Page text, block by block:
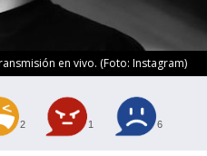
en vivo. (Foto: Instagram)
2 1 6